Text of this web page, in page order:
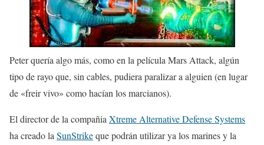
Peter quería algo más, como en la película Mars Attack, algún
tipo de rayo que, sin cables, pudiera paralizar a alguien (en lugar
de «freir vivo» como hacían los marcianos).
El director de la compañia Xtreme Alternative Defense Systems
ha creado la SunStrikeque podrán utilizar ya los marines y la